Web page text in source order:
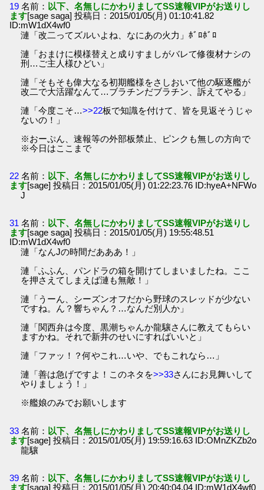
19 名前： 以下、名無しにかわりましてSS速報VIPがお送りし
ます[sage saga] 投稿日：2015/01/05(月) 01:10:41.82
ID:mW1dX4wf0
漣「改二ってズルいよね、なにあの火力」ﾎﾞﾛﾎﾞﾛ
漣「おまけに模様替えと成りすましがバレて修復材ナシの
刑…ご主人様ひどい」
漣「そもそも偉大なる初期艦様をさしおいて他の駆逐艦が
改二で大活躍なんて…ブラチンだブラチン、訴えてやる」
漣「今度こそ…>>22板で知識を付けて、皆を見返そうじゃ
ないの！」
※おーぷん、速報等の外部板禁止、ピンクも無しの方向で
※今日はここまで
22 名前： 以下、名無しにかわりましてSS速報VIPがお送りし
ます[sage] 投稿日：2015/01/05(月) 01:22:23.76 ID:hyeA+NFWo
J
31 名前： 以下、名無しにかわりましてSS速報VIPがお送りし
ます[sage saga] 投稿日：2015/01/05(月) 19:55:48.51
ID:mW1dX4wf0
漣「なんJの時間だあああ！」
漣「ふふん、パンドラの箱を開けてしまいましたね。ここ
を押さえてしまえば漣も無敵！」
漣「うーん、シーズンオフだから野球のスレッドが少ない
ですね。ん？響ちゃん？…なんだ別人か」
漣「関西弁は今度、黒潮ちゃんか龍驤さんに教えてもらい
ますかね。それで新井のせいにすればいいと」
漣「ファッ！？何やこれ…いや、でもこれなら…」
漣「善は急げですよ！このネタを>>33さんにお見舞いして
やりましょう！」
※艦娘のみでお願いします
33 名前： 以下、名無しにかわりましてSS速報VIPがお送りし
ます[sage] 投稿日：2015/01/05(月) 19:59:16.63 ID:OMnZKZb2o
龍驤
39 名前： 以下、名無しにかわりましてSS速報VIPがお送りし
ます[saga] 投稿日：2015/01/05(月) 20:40:04.04 ID:mW1dX4wf0